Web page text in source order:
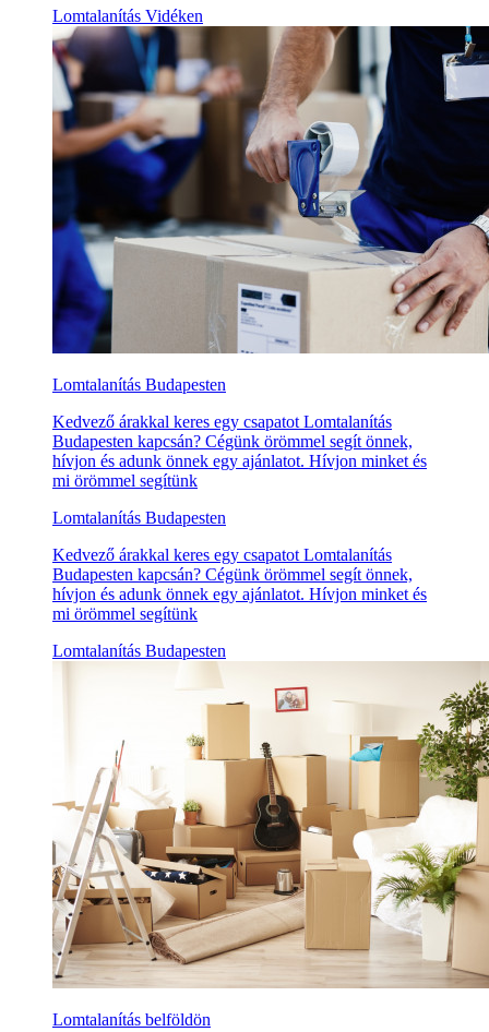
Lomtalanítás Vidéken
Lomtalanítás Budapesten
Kedvező árakkal keres egy csapatot Lomtalanítás
Budapesten kapcsán? Cégünk örömmel segít önnek,
hívjon és adunk önnek egy ajánlatot. Hívjon minket és
mi örömmel segítünk
Lomtalanítás Budapesten
Kedvező árakkal keres egy csapatot Lomtalanítás
Budapesten kapcsán? Cégünk örömmel segít önnek,
hívjon és adunk önnek egy ajánlatot. Hívjon minket és
mi örömmel segítünk
Lomtalanítás Budapesten
Lomtalanítás belföldön